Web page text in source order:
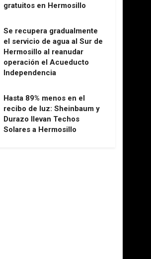
gratuitos en Hermosillo
Se recupera gradualmente
el servicio de agua al Sur de
Hermosillo al reanudar
operación el Acueducto
Independencia
Hasta 89% menos en el
recibo de luz: Sheinbaum y
Durazo llevan Techos
Solares a Hermosillo